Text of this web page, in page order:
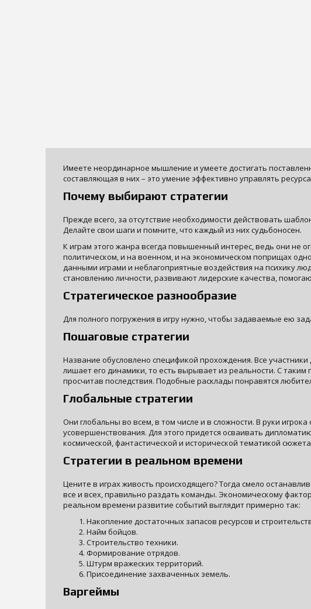
Имеете неординарное мышление и умеете достигать
составляющая в них – это умение эффективно управлять
Почему выбирают стратегии
Прежде всего, за отсутствие необходимости действовать
Делайте свои шаги и помните, что каждый из них судьбоносен.
К играм этого жанра всегда повышенный интерес, ведь они не
политическом, и на военном, и на экономическом поприщах
данными играми и неблагоприятные воздействия на психику
становлению личности, развивают лидерские качества,
Стратегическое разнообразие
Для полного погружения в игру нужно, чтобы задаваемые ею
Пошаговые стратегии
Название обусловлено спецификой прохождения. Все
лишает его динамики, то есть вырывает из реальности. С
просчитав последствия. Подобные расклады понравятся
Глобальные стратегии
Они глобальны во всем, в том числе и в сложности. В руки
усовершенствования. Для этого придется осваивать
космической, фантастической и исторической тематикой
Стратегии в реальном времени
Цените в играх живость происходящего? Тогда смело
все и всех, правильно раздать команды. Экономическому
реальном времени развитие событий выглядит примерно так:
Накопление достаточных запасов ресурсов и
Найм бойцов.
Строительство техники.
Формирование отрядов.
Штурм вражеских территорий.
Присоединение захваченных земель.
Варгеймы